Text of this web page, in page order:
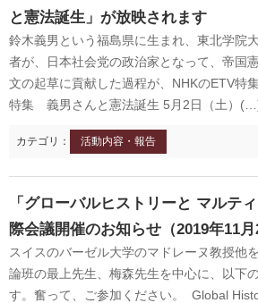
と憲法誕生」が放映されます
鈴木義男という福島県に生まれ、東北学院
者が、日本社会党の政治家となって、帝国
文の起草に貢献した過程が、NHKのETV特
特集 義男さんと憲法誕生 5月2日（土）
カテゴリ： 活動内容・報告
「グローバルヒストリーと マルテ
際会議開催のお知らせ（2019年11月
スイスのバーゼル大学のマドレーヌ教授他
論班の最上先生、梅森先生を中心に、以下
す。奮って、ご参加ください。 Global